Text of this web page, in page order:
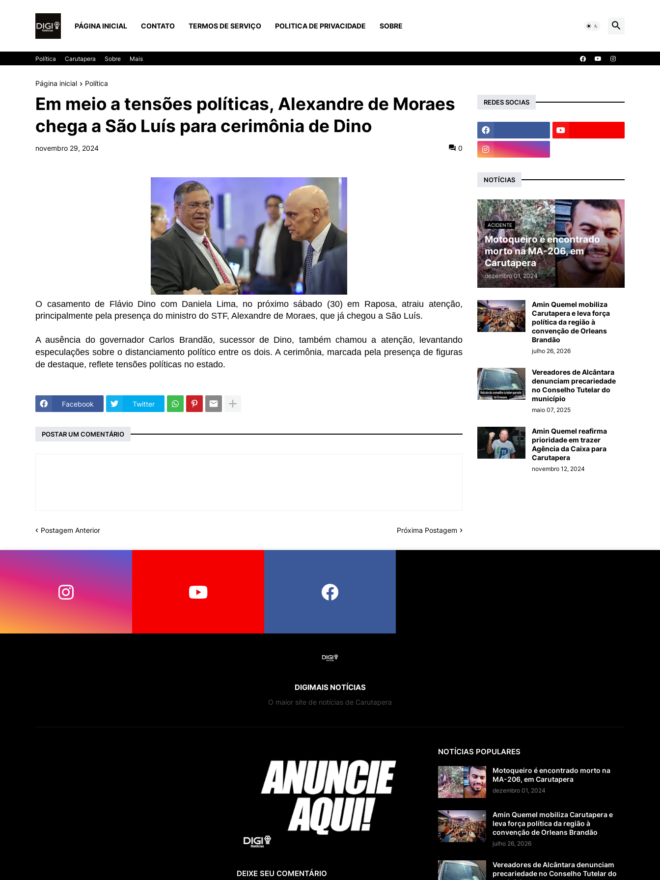
PÁGINA INICIAL CONTATO TERMOS DE SERVIÇO POLITICA DE PRIVACIDADE SOBRE
Política Carutapera Sobre Mais
Página inicial Política
Em meio a tensões políticas, Alexandre de Moraes
chega a São Luís para cerimônia de Dino
novembro 29, 2024 0
O casamento de Flávio Dino com Daniela Lima, no próximo sábado (30) em Raposa, atraiu atenção,
principalmente pela presença do ministro do STF, Alexandre de Moraes, que já chegou a São Luís.
A ausência do governador Carlos Brandão, sucessor de Dino, também chamou a atenção, levantando
especulações sobre o distanciamento político entre os dois. A cerimônia, marcada pela presença de figuras
de destaque, reflete tensões políticas no estado.
Facebook Twitter
POSTAR UM COMENTÁRIO
Postagem Anterior Próxima Postagem
REDES SOCIAS
NOTÍCIAS
ACIDENTE
Motoqueiro é encontrado
morto na MA-206, em
Carutapera
dezembro 01, 2024
Amin Quemel mobiliza
Carutapera e leva força
política da região à
convenção de Orleans
Brandão
julho 26, 2026
Vereadores de Alcântara
denunciam precariedade
no Conselho Tutelar do
município
maio 07, 2025
Amin Quemel reafirma
prioridade em trazer
Agência da Caixa para
Carutapera
novembro 12, 2024
DIGIMAIS NOTÍCIAS
O maior site de notícias de Carutapera
DEIXE SEU COMENTÁRIO
NOTÍCIAS POPULARES
Motoqueiro é encontrado morto na
MA-206, em Carutapera
dezembro 01, 2024
Amin Quemel mobiliza Carutapera e
leva força política da região à
convenção de Orleans Brandão
julho 26, 2026
Vereadores de Alcântara denunciam
precariedade no Conselho Tutelar do